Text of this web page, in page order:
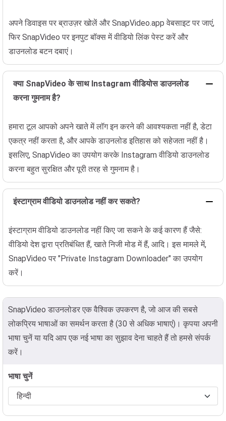
अपने डिवाइस पर ब्राउज़र खोलें और SnapVideo.app वेबसाइट पर जाएं,
फिर SnapVideo पर इनपुट बॉक्स में वीडियो लिंक पेस्ट करें और
डाउनलोड बटन दबाएं।
क्या SnapVideo के साथ Instagram वीडियोस डाउनलोड
करना गुमनाम है?
हमारा टूल आपको अपने खाते में लॉग इन करने की आवश्यकता नहीं है, डेटा
एकत्र नहीं करता है, और आपके डाउनलोड इतिहास को सहेजता नहीं है।
इसलिए, SnapVideo का उपयोग करके Instagram वीडियो डाउनलोड
करना बहुत सुरक्षित और पूरी तरह से गुमनाम है।
इंस्टाग्राम वीडियो डाउनलोड नहीं कर सकते?
इंस्टाग्राम वीडियो डाउनलोड नहीं किए जा सकने के कई कारण हैं जैसे:
वीडियो देश द्वारा प्रतिबंधित हैं, खाते निजी मोड में हैं, आदि। इस मामले में,
SnapVideo पर "Private Instagram Downloader" का उपयोग
करें।
SnapVideo डाउनलोडर एक वैश्विक उपकरण है, जो आज की सबसे
लोकप्रिय भाषाओं का समर्थन करता है (30 से अधिक भाषाएं)। कृपया अपनी
भाषा चुनें या यदि आप एक नई भाषा का सुझाव देना चाहते हैं तो हमसे संपर्क
करें।
भाषा चुनें